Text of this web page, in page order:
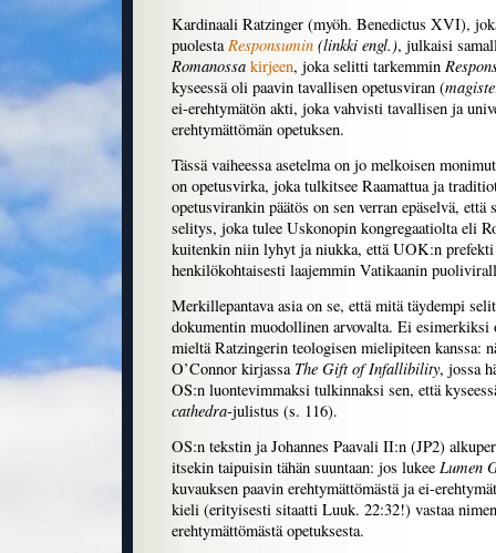
Kardinaali Ratzinger (myöh. Benedictus XVI),
puolestaResponsumin (linkki engl.), julkaisi
Romanossa kirjeen, joka selitti tarkemmin
kyseessä oli paavin tavallisen opetusviran (
ei-erehtymätön akti, joka vahvisti tavallisen ja
erehtymättömän opetuksen.
Tässä vaiheessa asetelma on jo melkoisen
on opetusvirka, joka tulkitsee Raamattua ja
opetusvirankin päätös on sen verran epäselvä,
selitys, joka tulee Uskonopin kongregaatiolta eli
kuitenkin niin lyhyt ja niukka, että UOK:n prefekti
henkilökohtaisesti laajemmin Vatikaanin
Merkillepantava asia on se, että mitä täydempi
dokumentin muodollinen arvovalta. Ei
mieltä Ratzingerin teologisen mielipiteen kanssa:
O’Connor kirjassa The Gift of Infallibility, jossa
OS:n luontevimmaksi tulkinnaksi sen, että
cathedra-julistus (s. 116).
OS:n tekstin ja Johannes Paavali II:n (JP2)
itsekin taipuisin tähän suuntaan: jos lukee Lumen
kuvauksen paavin erehtymättömästä ja ei-
kieli (erityisesti sitaatti Luuk. 22:32!) vastaa
erehtymättömästä opetuksesta.